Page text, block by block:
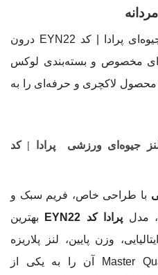
این عینک مردانه ورزشی لنز جیوه‌ای پرادا | کد EYN22 درون
مخصوص و بسته‌بندی لوکس
لاکچری و حرفه‌ای را به
جیوه‌ای ورزشی پرادا | کد
با طراحی خاص، فریم سبک و
مدل پرادا کد EYN22
بهترین
وزن پایین، لنز پلاریزه
دودی UV400 و کیفیت Master Quality آن را به یکی از